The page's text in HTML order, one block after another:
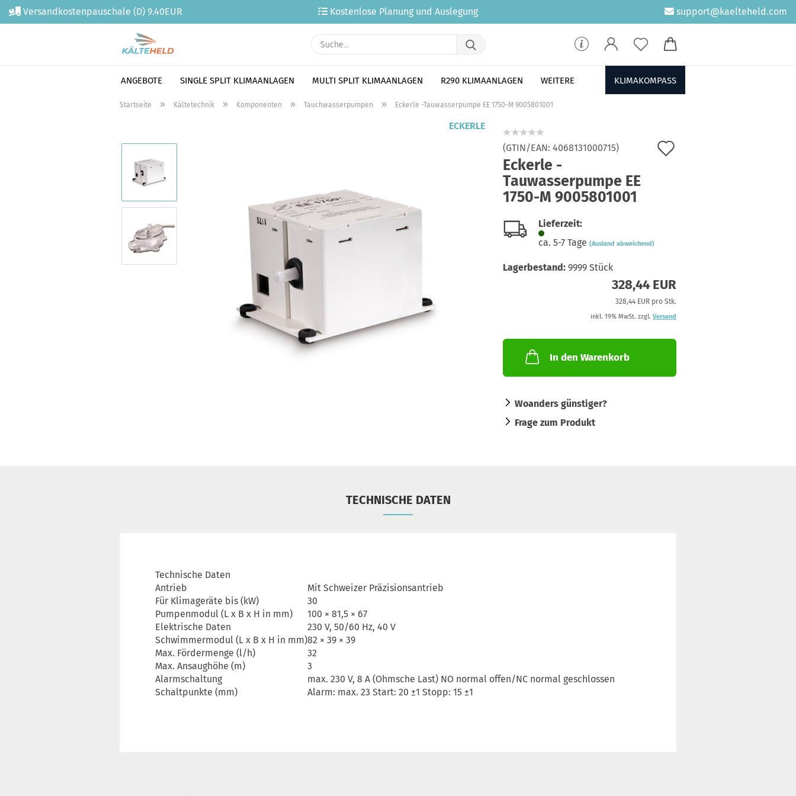
Versandkostenpauschale (D) 9.40EUR Kostenlose Planung und Auslegung support@kaelteheld.com
ANGEBOTE SINGLE SPLIT KLIMAANLAGEN MULTI SPLIT KLIMAANLAGEN R290 KLIMAANLAGEN KLIMAKOMPASS
WEITERE
Startseite » Kältetechnik » Komponenten » Tauchwasserpumpen » Eckerle -Tauwasserpumpe EE 1750-M 9005801001
ECKERLE
(GTIN/EAN: 4068131000715)
Eckerle -
Tauwasserpumpe EE
1750-M 9005801001
Lieferzeit:
ca. 5-7 Tage (Ausland abweichend)
Lagerbestand: 9999 Stück
328,44 EUR
328,44 EUR pro Stk.
inkl. 19% MwSt. zzgl. Versand
In den Warenkorb
Woanders günstiger?
Frage zum Produkt
TECHNISCHE DATEN
Technische Daten
Antrieb
Mit Schweizer Präzisionsantrieb
Für Klimageräte bis (kW)
30
Pumpenmodul (L x B x H in mm)
100 × 81,5 × 67
Elektrische Daten
230 V, 50/60 Hz, 40 V
Schwimmermodul (L x B x H in mm)82 × 39 × 39
Max. Fördermenge (l/h)
32
Max. Ansaughöhe (m)
3
Alarmschaltung
max. 230 V, 8 A (Ohmsche Last) NO normal offen/NC normal geschlossen
Schaltpunkte (mm)
Alarm: max. 23 Start: 20 ±1 Stopp: 15 ±1